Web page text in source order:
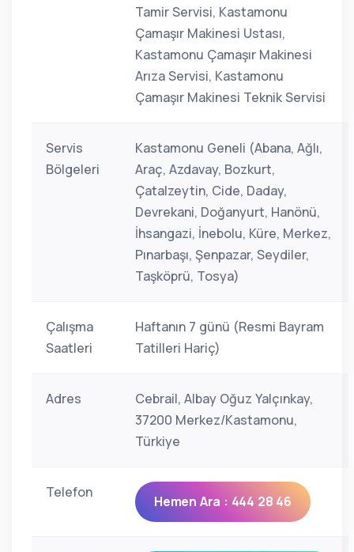
Tamir Servisi, Kastamonu
Çamaşır Makinesi Ustası,
Kastamonu Çamaşır Makinesi
Arıza Servisi, Kastamonu
Çamaşır Makinesi Teknik Servisi
Servis
Bölgeleri
Kastamonu Geneli (Abana, Ağlı,
Araç, Azdavay, Bozkurt,
Çatalzeytin, Cide, Daday,
Devrekani, Doğanyurt, Hanönü,
İhsangazi, İnebolu, Küre, Merkez,
Pınarbaşı, Şenpazar, Seydiler,
Taşköprü, Tosya)
Çalışma
Saatleri
Haftanın 7 günü (Resmi Bayram
Tatilleri Hariç)
Adres
Cebrail, Albay Oğuz Yalçınkay,
37200 Merkez/Kastamonu,
Türkiye
Telefon
Hemen Ara : 444 28 46